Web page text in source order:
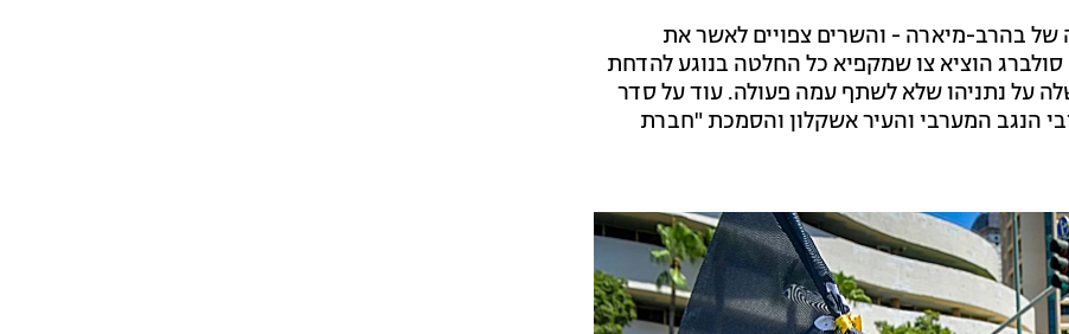
של בהרב-מיארה - והשרים צפויים לאשר את
הוציא צו שמקפיא כל החלטה בנוגע להדחת
על נתניהו שלא לשתף עמה פעולה. עוד על סדר
הנגב המערבי והעיר אשקלון והסמכת "חברת